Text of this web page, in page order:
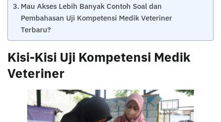
Mau Akses Lebih Banyak Contoh Soal dan
Pembahasan Uji Kompetensi Medik Veteriner
Terbaru?
Kisi-Kisi Uji Kompetensi Medik
Veteriner